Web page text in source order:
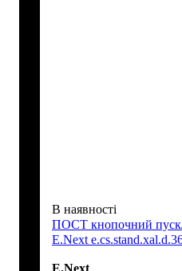
В наявності
ПОСТ кнопочний пуск/
E.Next
E.Next